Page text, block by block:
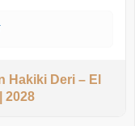
Hakiki Deri – El
2028